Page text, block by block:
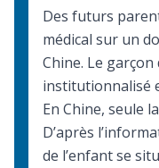
Des futurs
médical sur un
Chine. Le
institutionnalisé
En Chine, seule
D’après
de l’enfant se